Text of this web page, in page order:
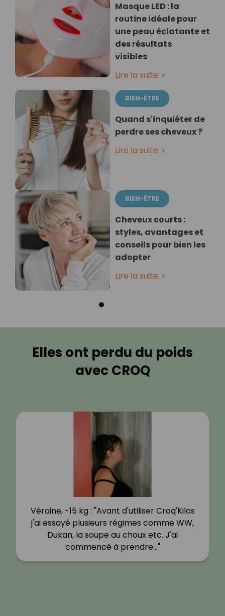
Masque LED : la
routine idéale pour
une peau éclatante et
des résultats
visibles
Lire la suite
BIEN-ÊTRE
Quand s'inquiéter de
perdre ses cheveux ?
Lire la suite
BIEN-ÊTRE
Cheveux courts :
styles, avantages et
conseils pour bien les
adopter
Lire la suite
Elles ont perdu du poids
avec CROQ
Véraine, -15 kg : "Avant d'utiliser Croq'Kilos
j'ai essayé plusieurs régimes comme WW,
Dukan, la soupe au choux etc. J'ai
commencé à prendre…"